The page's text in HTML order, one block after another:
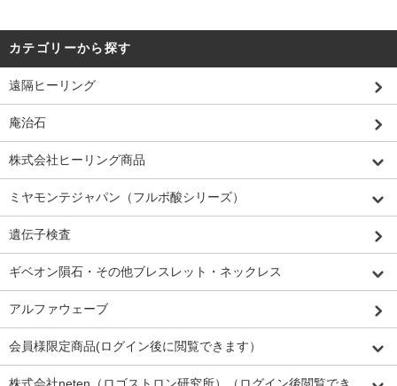
カテゴリーから探す
遠隔ヒーリング
庵治石
株式会社ヒーリング商品
ミヤモンテジャパン（フルボ酸シリーズ）
遺伝子検査
ギベオン隕石・その他ブレスレット・ネックレス
アルファウェーブ
会員様限定商品(ログイン後に閲覧できます）